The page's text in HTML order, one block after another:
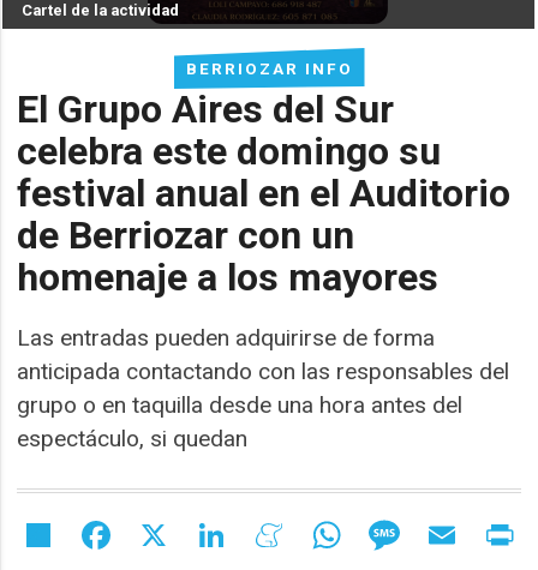
BERRIOZAR INFO
El Grupo Aires del Sur
celebra este domingo su
festival anual en el Auditorio
de Berriozar con un
homenaje a los mayores
Las entradas pueden adquirirse de forma
anticipada contactando con las responsables del
grupo o en taquilla desde una hora antes del
espectáculo, si quedan
Cartel de la actividad
Share Facebook LinkedIn MeneameWhatsAppMessageEmail